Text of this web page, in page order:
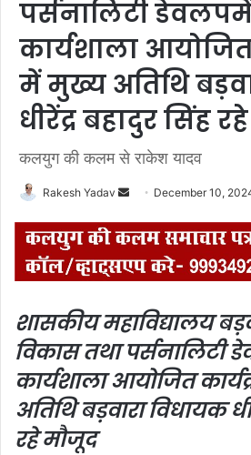
पर्सनालिटी
कार्यशाला
में मुख्य अतिथि
धीरेंद्र बहादुर सिंह
कलयुग की कलम से राकेश यादव
Rakesh Yadav
n
d
a
e
m
i
l
December 10,
शासकीय महाविद्यालय
विकास तथा पर्सनालिटी
कार्यशाला आयोजित
अतिथि बड़वारा विधायक
रहे मौजूद